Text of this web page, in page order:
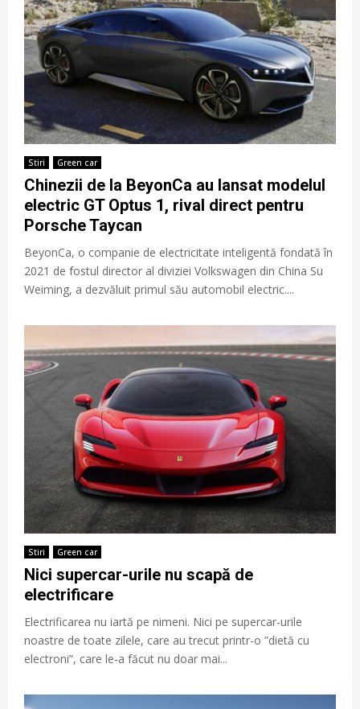
Stiri Green car
Chinezii de la BeyonCa au lansat modelul
electric GT Optus 1, rival direct pentru
Porsche Taycan
BeyonCa, o companie de electricitate inteligentă fondată în
2021 de fostul director al diviziei Volkswagen din China Su
Weiming, a dezvăluit primul său automobil electric....
Stiri Green car
Nici supercar-urile nu scapă de
electrificare
Electrificarea nu iartă pe nimeni. Nici pe supercar-urile
noastre de toate zilele, care au trecut printr-o ”dietă cu
electroni”, care le-a făcut nu doar mai...